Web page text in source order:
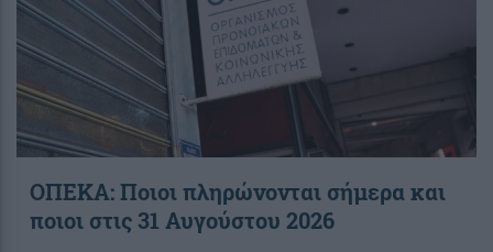
ΟΠΕΚΑ: Ποιοι πληρώνονται σήμερα και
ποιοι στις 31 Αυγούστου 2026